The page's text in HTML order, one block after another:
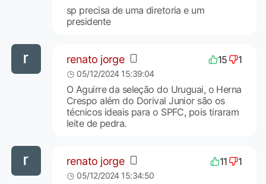
sp precisa de uma diretoria e um
presidente
renato jorge 15 1
05/12/2024 15:39:04
O Aguirre da seleção do Uruguai, o Herna
Crespo além do Dorival Junior são os
técnicos ideais para o SPFC, pois tiraram
leite de pedra.
renato jorge 11 1
05/12/2024 15:34:50